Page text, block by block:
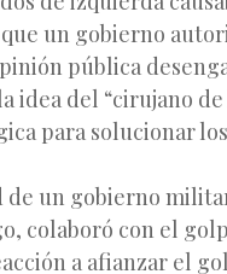
un gobierno
pública
idea del “cirujano
para solucionar
un gobierno
colaboró con el
a afianzar el